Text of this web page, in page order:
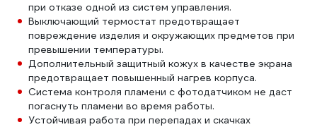
при отказе одной из систем управления.
Выключающий термостат предотвращает
повреждение изделия и окружающих предметов при
превышении температуры.
Дополнительный защитный кожух в качестве экрана
предотвращает повышенный нагрев корпуса.
Система контроля пламени с фотодатчиком не даст
погаснуть пламени во время работы.
Устойчивая работа при перепадах и скачках